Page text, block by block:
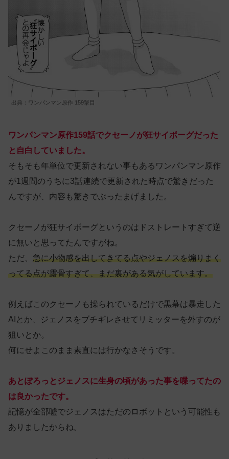
出典：ワンパンマン原作 159撃目
ワンパンマン原作159話でクセーノが狂サイボーグだった
と自白していました。
そもそも年単位で更新されない事もあるワンパンマン原作
が1週間のうちに3話連続で更新された時点で驚きだった
んですが、内容も驚きでぶったまげました。
クセーノが狂サイボーグというのはドストレートすぎて逆
に無いと思ってたんですがね。
ただ、 急に小物感を出してきてる点やジェノスを煽りまく
ってる点が露骨すぎて、まだ裏がある気がしています。
例えばこのクセーノも操られているだけで黒幕は暴走した
AIとか、ジェノスをブチギレさせてリミッターを外すのが
狙いとか。
何にせよこのまま素直には行かなさそうです。
あとぽろっとジェノスに生身の頃があった事を喋ってたの
は良かったです。
記憶が全部嘘でジェノスはただのロボットという可能性も
ありましたからね。